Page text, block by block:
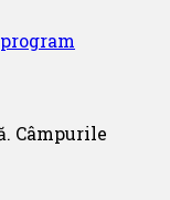
Câmpurile